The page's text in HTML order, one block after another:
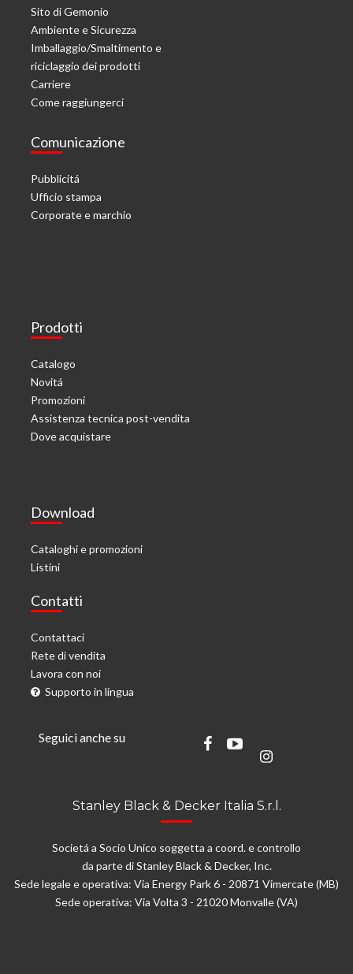
Sito di Gemonio
Ambiente e Sicurezza
Imballaggio/Smaltimento e
riciclaggio dei prodotti
Carriere
Come raggiungerci
Comunicazione
Pubblicitá
Ufficio stampa
Corporate e marchio
Prodotti
Catalogo
Novitá
Promozioni
Assistenza tecnica post-vendita
Dove acquistare
Download
Cataloghi e promozioni
Listini
Contatti
Contattaci
Rete di vendita
Lavora con noi
Supporto in lingua
Seguici anche su
Stanley Black & Decker Italia S.r.l.
Societá a Socio Unico soggetta a coord. e controllo
da parte di Stanley Black & Decker, Inc.
Sede legale e operativa: Via Energy Park 6 - 20871 Vimercate (MB)
Sede operativa: Via Volta 3 - 21020 Monvalle (VA)